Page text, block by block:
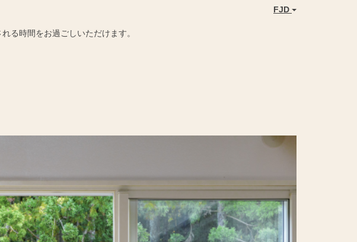
FJD
る時間をお過ごしいただけます。
Next